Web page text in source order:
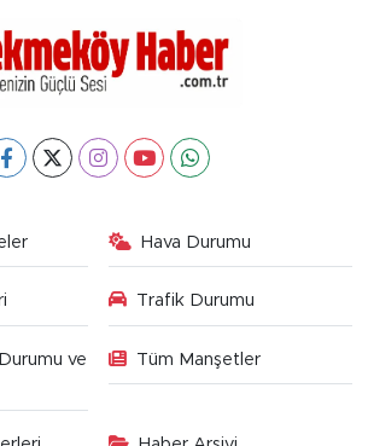
Hava Durumu
Trafik Durumu
ve
Tüm Manşetler